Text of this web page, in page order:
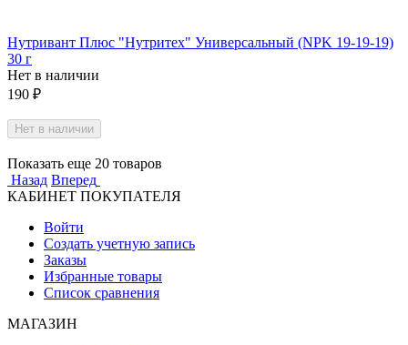
Нутривант Плюс "Нутритех" Универсальный (NPK 19-19-19)
30 г
Нет в наличии
190 ₽
Нет в наличии
Показать еще 20 товаров
Назад Вперед
КАБИНЕТ ПОКУПАТЕЛЯ
Войти
Создать учетную запись
Заказы
Избранные товары
Список сравнения
МАГАЗИН